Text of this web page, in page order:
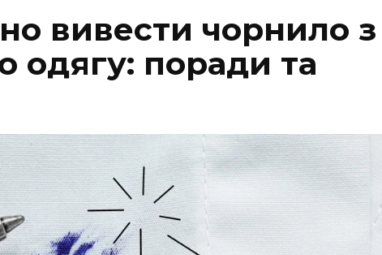
вивести чорнило з
одягу: поради та